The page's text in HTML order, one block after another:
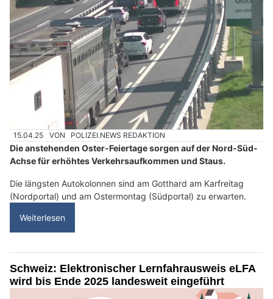
15.04.25 VON POLIZEI.NEWS REDAKTION
Die anstehenden Oster-Feiertage sorgen auf der Nord-Süd-
Achse für erhöhtes Verkehrsaufkommen und Staus.
Die längsten Autokolonnen sind am Gotthard am Karfreitag
(Nordportal) und am Ostermontag (Südportal) zu erwarten.
Weiterlesen
Schweiz: Elektronischer Lernfahrausweis eLFA
wird bis Ende 2025 landesweit eingeführt